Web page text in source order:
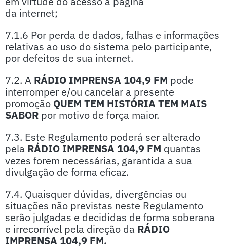
da internet;
7.1.6 Por perda de dados, falhas e informações
relativas ao uso do sistema pelo participante,
por defeitos de sua internet.
7.2. A RÁDIO IMPRENSA 104,9 FM pode
interromper e/ou cancelar a presente
promoção QUEM TEM HISTÓRIA TEM MAIS
SABOR por motivo de força maior.
7.3. Este Regulamento poderá ser alterado
pela RÁDIO IMPRENSA 104,9 FM quantas
vezes forem necessárias, garantida a sua
divulgação de forma eficaz.
7.4. Quaisquer dúvidas, divergências ou
situações não previstas neste Regulamento
serão julgadas e decididas de forma soberana
e irrecorrível pela direção da RÁDIO
IMPRENSA 104,9 FM.